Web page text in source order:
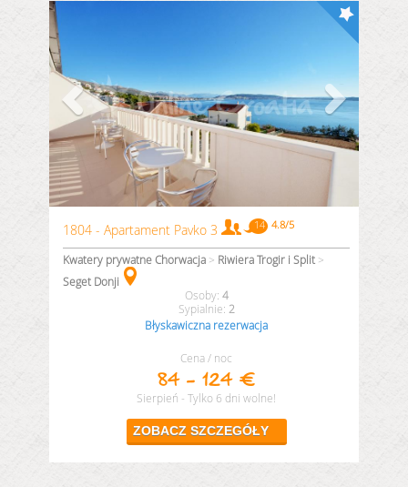
1804 - Apartament Pavko 3
Kwatery prywatne Chorwacja > Riwiera Trogir i Split >
Seget Donji
4
2
Błyskawiczna rezerwacja
Cena / noc
84 - 124 €
Sierpień - Tylko 6 dni wolne!